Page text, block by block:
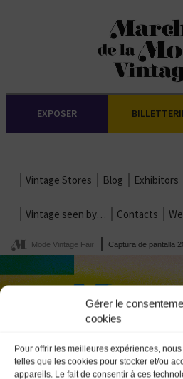
Gérer le
cookies
Pour offrir les meilleures expériences,
telles que les cookies pour stocker et/ou
appareils. Le fait de consentir à ces
EXPOSER
Vintage Stores Blog Exhibitors
Vintage seen by… Contacts
Mode Vintage Fair Captura de pantalla